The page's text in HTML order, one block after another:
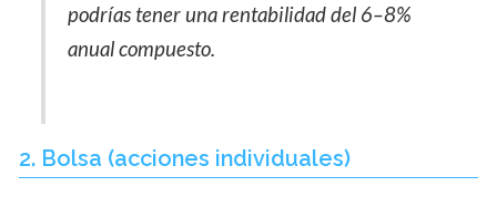
podrías tener una rentabilidad del 6–8%
anual compuesto.
2. Bolsa (acciones individuales)